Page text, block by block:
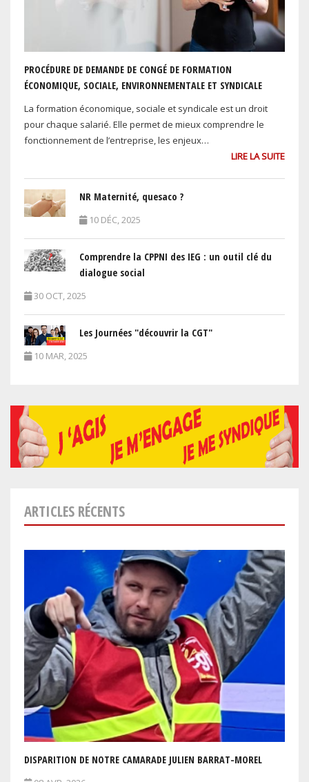
PROCÉDURE DE DEMANDE DE CONGÉ DE FORMATION
ÉCONOMIQUE, SOCIALE, ENVIRONNEMENTALE ET SYNDICALE
La formation économique, sociale et syndicale est un droit
pour chaque salarié. Elle permet de mieux comprendre le
fonctionnement de l’entreprise, les enjeux…
LIRE LA SUITE
NR Maternité, quesaco ?
10 DÉC, 2025
Comprendre la CPPNI des IEG : un outil clé du
dialogue social
30 OCT, 2025
Les Journées "découvrir la CGT"
10 MAR, 2025
ARTICLES RÉCENTS
DISPARITION DE NOTRE CAMARADE JULIEN BARRAT-MOREL